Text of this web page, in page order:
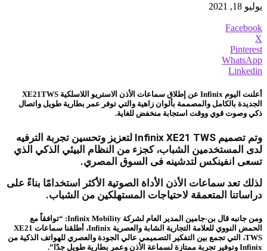
يوليو 18, 2021
Facebook
X
Pinterest
WhatsApp
Linkedin
أعلنت اليوم Infinix عن إطلاق سماعات الأذن الاستريو اللاسلكية XE21TWS
الجديدة بالكامل والمصممة بألوان زاهية والتي توفر عمر بطارية طويل واتصال
ذكي وصوت قوي ووقت استجابة منخفض للغاية.
وتم تصميم Infinix XE21 TWS لتعزيز وتحسين تجربة الترفيه
لدى المستخدمين الشباب، كجزء من النظام البيئي الذكي الذي
تسعى انفينكس لتدشينه فى السوق المصري.
لذلك تعد سماعات الأذن الأداة الصوتية الأكثر استخدامًا بناءً على
دراساتنا المتعمقة لاحتياجات المستهلكين من الشباب.
و
من جانبه قال بن-جامين المدير العام لشركة Infinix Mobility: “توافقاً مع
الحمض النووي للعلامة التجارية الشابة والعصرية Infinix، أطلقنا سماعات XE21
TWS، التي تجمع بين التفكير التصميمي عالي الجودة والعصري للهواتف الذكية من
Infinix وتوفير تجربة ممتازة لسماعة الأذن وعمر بطارية طويل جدًا”.